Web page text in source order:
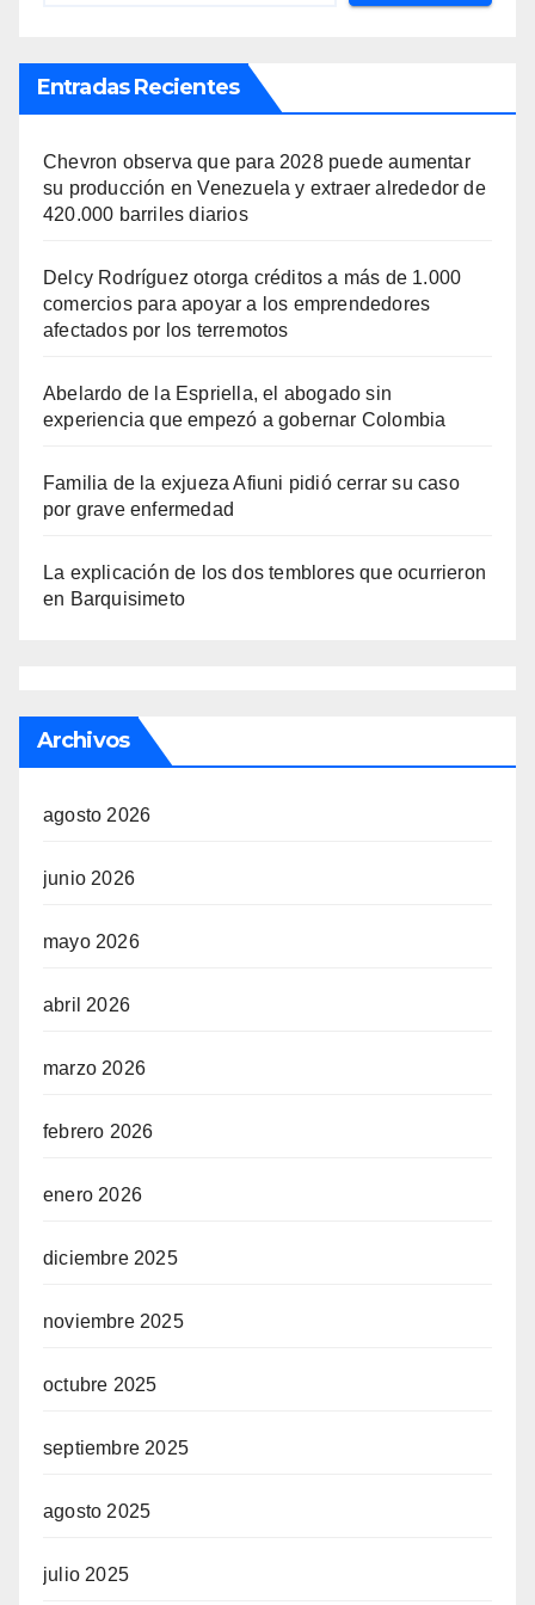
Entradas Recientes
Chevron observa que para 2028 puede aumentar
su producción en Venezuela y extraer alrededor de
420.000 barriles diarios
Delcy Rodríguez otorga créditos a más de 1.000
comercios para apoyar a los emprendedores
afectados por los terremotos
Abelardo de la Espriella, el abogado sin
experiencia que empezó a gobernar Colombia
Familia de la exjueza Afiuni pidió cerrar su caso
por grave enfermedad
La explicación de los dos temblores que ocurrieron
en Barquisimeto
Archivos
agosto 2026
junio 2026
mayo 2026
abril 2026
marzo 2026
febrero 2026
enero 2026
diciembre 2025
noviembre 2025
octubre 2025
septiembre 2025
agosto 2025
julio 2025